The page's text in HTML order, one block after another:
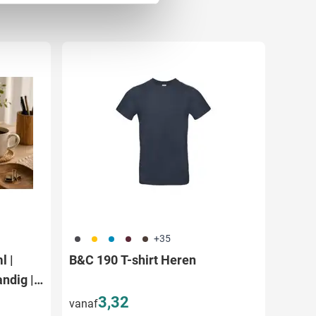
te bieden en om ons
|
|
491 031 130 010 011 +35
B&C 190 T-shirt Heren
vanaf3,32